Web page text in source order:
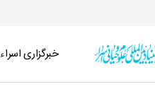
خبرگزاری اسراء